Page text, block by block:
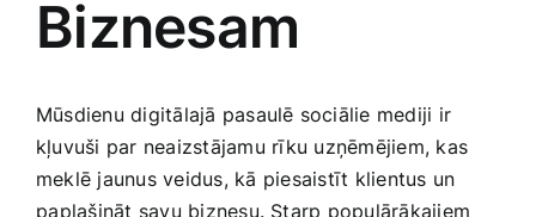
Medicīnas preces
Pakalpojumi
Biznesam
Mūsdienu digitālajā pasaulē sociālie mediji ir
kļuvuši par neaizstājamu ⁤rīku uzņēmējiem, kas⁤
meklē jaunus veidus, kā ⁣piesaistīt klientus un
⁢paplašināt savu biznesu. Starp populārākajiem